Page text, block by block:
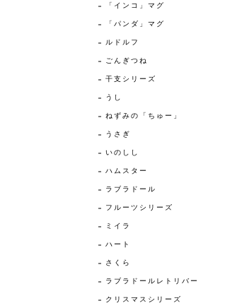
「インコ」マグ
「パンダ」マグ
ルドルフ
ごんぎつね
干支シリーズ
うし
ねずみの「ちゅー」
うさぎ
いのしし
ハムスター
ラブラドール
フルーツシリーズ
ミイラ
ハート
さくら
ラブラドールレトリバー
クリスマスシリーズ